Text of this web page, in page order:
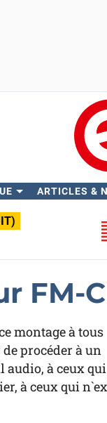
ARTICLES &
FM-
montage à tous
procéder à un
audio, à ceux
à ceux qui